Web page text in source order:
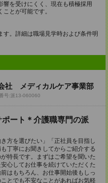
を受けにくく、現在も積極採用
とが可能です。
。詳細は職場見学時および条件明
社 メディカルケア事業部
号:派13-060060
ポート＊介護職専門の派
方を選びたい」「正社員を目指し
丁寧にお聞きしてからご紹介する
特長です。まずはご希望を聞いた
心してお仕事を続けていただくた
はもちろん、お仕事開始後もしっ
とでも不安なことがあればお気軽